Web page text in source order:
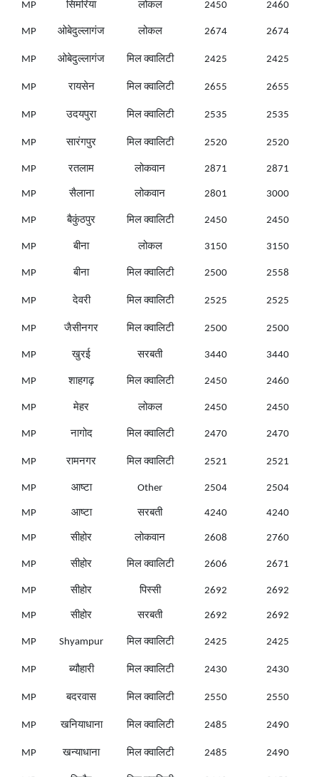
MP सिमरिया लोकल 2450 2460
MP ओबेदुल्लागंज लोकल 2674 2674
MP ओबेदुल्लागंज मिल क्वालिटी 2425 2425
MP रायसेन मिल क्वालिटी 2655 2655
MP उदयपुरा मिल क्वालिटी 2535 2535
MP सारंगपुर मिल क्वालिटी 2520 2520
MP रतलाम लोकवान 2871 2871
MP सैलाना लोकवान 2801 3000
MP बैकुंठपुर मिल क्वालिटी 2450 2450
MP बीना लोकल 3150 3150
MP बीना मिल क्वालिटी 2500 2558
MP देवरी मिल क्वालिटी 2525 2525
MP जैसीनगर मिल क्वालिटी 2500 2500
MP खुरई सरबती 3440 3440
MP शाहगढ़ मिल क्वालिटी 2450 2460
MP मेहर लोकल 2450 2450
MP नागोद मिल क्वालिटी 2470 2470
MP रामनगर मिल क्वालिटी 2521 2521
MP आष्टा Other 2504 2504
MP आष्टा सरबती 4240 4240
MP सीहोर लोकवान 2608 2760
MP सीहोर मिल क्वालिटी 2606 2671
MP सीहोर पिस्सी 2692 2692
MP सीहोर सरबती 2692 2692
MP Shyampur मिल क्वालिटी 2425 2425
MP ब्यौहारी मिल क्वालिटी 2430 2430
MP बदरवास मिल क्वालिटी 2550 2550
MP खनियाधाना मिल क्वालिटी 2485 2490
MP खन्याधाना मिल क्वालिटी 2485 2490